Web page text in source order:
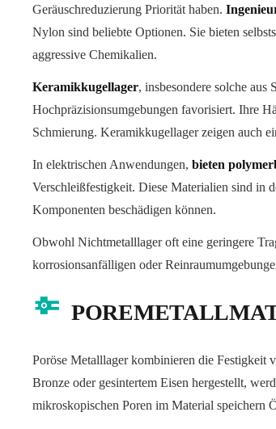
Geräuschreduzierung Priorität haben.
Nylon sind beliebte Optionen. Sie bieten
aggressive Chemikalien.
Keramikkugellager, insbesondere solche
Hochpräzisionsumgebungen favorisiert. Ihre
Schmierung. Keramikkugellager zeigen auch
In elektrischen Anwendungen, bieten
Verschleißfestigkeit. Diese Materialien sind in
Komponenten beschädigen können.
Obwohl Nichtmetalllager oft eine geringere
korrosionsanfälligen oder
Poröse Metalllager kombinieren die Festigkeit
Bronze oder gesintertem Eisen hergestellt,
mikroskopischen Poren im Material speichern